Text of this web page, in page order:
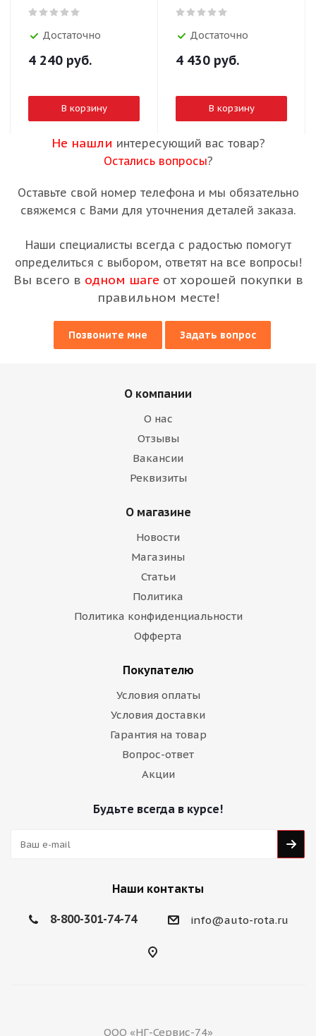
Достаточно
4 240 руб.
В корзину
Достаточно
4 430 руб.
В корзину
Не нашли интересующий вас товар?
Остались вопросы?
Оставьте свой номер телефона и мы обязательно
свяжемся с Вами для уточнения деталей заказа.
Наши специалисты всегда с радостью помогут
определиться с выбором, ответят на все вопросы!
Вы всего в одном шаге от хорошей покупки в
правильном месте!
Позвоните мне Задать вопрос
О компании
О нас
Отзывы
Вакансии
Реквизиты
О магазине
Новости
Магазины
Статьи
Политика
Политика конфиденциальности
Офферта
Покупателю
Условия оплаты
Условия доставки
Гарантия на товар
Вопрос-ответ
Акции
Будьте всегда в курсе!
Наши контакты
8-800-301-74-74 info@auto-rota.ru
ООО «НГ-Сервис-74»